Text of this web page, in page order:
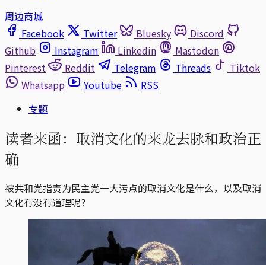
周边商城
Facebook
Twitter Bluesky
Discord
Github
Instagram Linkedin
Mastodon
Pinterest
Reddit Telegram Threads
Tiktok
Whatsapp
Youtube
RSS
专题
读者来函：取消文化的来龙去脉和政治正
确
被共和党指责为民主党一大污点的取消文化是什么，以及取消
文化有没有道理呢？